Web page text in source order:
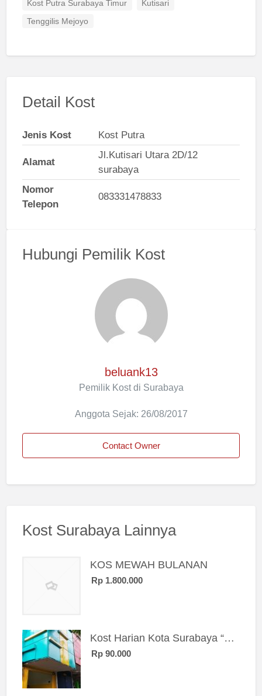
Kost Putra Surabaya Timur Kutisari
Tenggilis Mejoyo
Detail Kost
Jenis Kost Kost Putra
Alamat
Jl.Kutisari Utara 2D/12
surabaya
Nomor
Telepon
083331478833
Hubungi Pemilik Kost
beluank13
Pemilik Kost di Surabaya
Anggota Sejak: 26/08/2017
Contact Owner
Kost Surabaya Lainnya
KOS MEWAH BULANAN
Rp 1.800.000
Kost Harian Kota Surabaya “Sierra Kost”
Rp 90.000